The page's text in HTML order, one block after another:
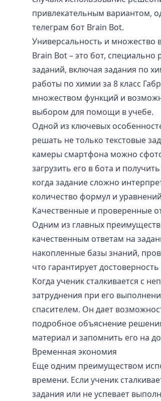
привлекательным вариантом,
телеграм бот Brain Bot.
Универсальность и множество
Brain Bot – это бот,
заданий, включая задания по
работы по химии за 8 класс
множеством функций и
выбором для помощи в учебе.
Одной из ключевых
решать не только текстовые
камеры смартфона можно
загрузить его в бота и
когда задание сложно
количество формул и
Качественные и проверенные
Одним из главных преимуществ
качественным ответам на
накопленные базы знаний,
что гарантирует
Когда ученик сталкивается с
затруднения при его
спасителем. Он дает
подробное объяснение
материал и запомнить его на
Временная экономия
Еще одним преимуществом
времени. Если ученик
задания или не успевает